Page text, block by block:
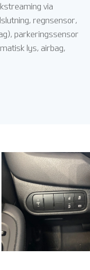
via
regnsensor,
parkeringssensor
lys, airbag,